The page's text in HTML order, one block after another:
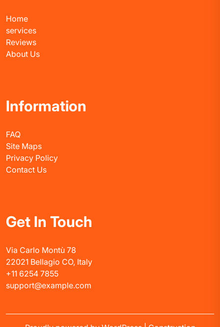
Home
services
Reviews
About Us
Information
FAQ
Site Maps
Privacy Policy
Contact Us
Get In Touch
Via Carlo Montù 78
22021 Bellagio CO, Italy
+11 6254 7855
support@example.com